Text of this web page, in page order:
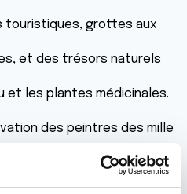
touristiques, grottes aux
et des trésors naturels
et les plantes médicinales.
des peintres des mille
Togo parachève de